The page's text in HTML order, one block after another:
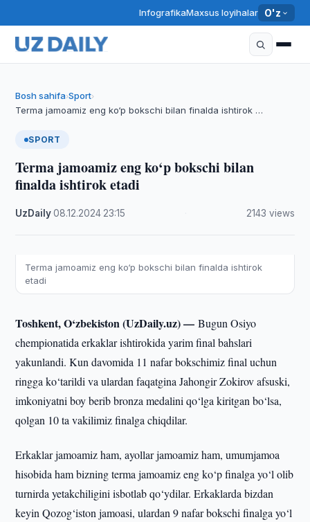
InfografikaMaxsus loyihalar O'z
Bosh sahifa›Sport›
Terma jamoamiz eng ko‘p bokschi bilan finalda ishtirok …
SPORT
Terma jamoamiz eng ko‘p bokschi bilan
finalda ishtirok etadi
UzDaily·08.12.2024 23:15 2143 views
Terma jamoamiz eng ko‘p bokschi bilan finalda ishtirok
etadi
Toshkent, O‘zbekiston (UzDaily.uz) —Bugun Osiyo
chempionatida erkaklar ishtirokida yarim final bahslari
yakunlandi. Kun davomida 11 nafar bokschimiz final uchun
ringga ko‘tarildi va ulardan faqatgina Jahongir Zokirov afsuski,
imkoniyatni boy berib bronza medalini qo‘lga kiritgan bo‘lsa,
qolgan 10 ta vakilimiz finalga chiqdilar.
Erkaklar jamoamiz ham, ayollar jamoamiz ham, umumjamoa
hisobida ham bizning terma jamoamiz eng ko‘p finalga yo‘l olib
turnirda yetakchiligini isbotlab qo‘ydilar. Erkaklarda bizdan
keyin Qozog‘iston jamoasi, ulardan 9 nafar bokschi finalga yo‘l